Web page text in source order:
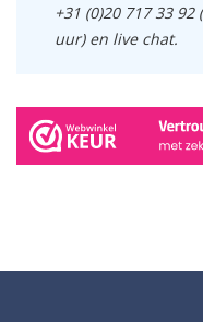
+31 (0)20 717 33
uur) en live chat.